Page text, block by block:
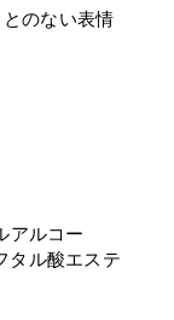
のない表情
アルコー
タル酸エステ